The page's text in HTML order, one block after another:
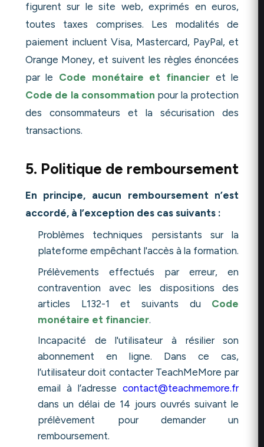
figurent sur le site web, exprimés en euros,
toutes taxes comprises. Les modalités de
paiement incluent Visa, Mastercard, PayPal, et
Orange Money, et suivent les règles énoncées
par le Code monétaire et financier et le
Code de la consommation pour la protection
des consommateurs et la sécurisation des
transactions.
5. Politique de remboursement
En principe, aucun remboursement n’est
accordé, à l’exception des cas suivants :
Problèmes techniques persistants sur la
plateforme empêchant l'accès à la formation.
Prélèvements effectués par erreur, en
contravention avec les dispositions des
articles L132-1 et suivants du Code
monétaire et financier.
Incapacité de l'utilisateur à résilier son
abonnement en ligne. Dans ce cas,
l’utilisateur doit contacter TeachMeMore par
email à l’adressecontact@teachmemore.fr
dans un délai de 14 jours ouvrés suivant le
prélèvement pour demander un
remboursement.